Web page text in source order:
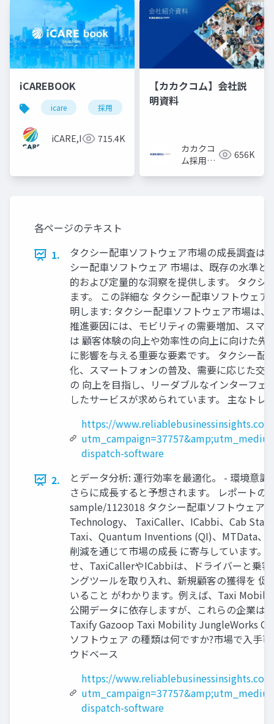
iCAREBOOK
icare 採用 カルチャーデック
iCARE,Inc 715.4K
【カカクコム】会社説
明資料
カカクコ
ム採用担
656K
各ページのテキスト
1.
タクシー配車ソフトウェア市場の成長調査は
シー配車ソフトウェア 市場は、既存の水準
的および定量的な洞察を提供します。 タクシ
ます。 この詳細な タクシー配車ソフトウェ
明します: タクシー配車ソフトウェア市場は
推進要因には、モビリティの需要増加、スマ
は 顧客体験の向上や効率性の向上に向けた
に影響を与える重要な要素です。 タクシー
化、スマートフォンの普及、需要に応じた交
の 向上を目指し、リーダブルなインターフ
したサービスが求められています。 主なト
https://
dispatch-software
2.
とデータ分析: 運行効率を最適化。 - 環境意
さらに成長すると予想されます。 レポート
sample/1123018 タクシー配車ソフトウェア
Technology、 TaxiCaller、ICabbi、Cab
Taxi、Quantum Inventions (QI)、MTData、
削減を通じて市場の成長 に寄与しています
せ、TaxiCallerやICabbiは、ドライバーと乗
ングツールを取り入れ、新規顧客の獲得を
いること がわかります。例えば、Taxi
公開データに依存しますが、これらの企業
Taxify Gazoop Taxi Mobility JungleWorks
ソフトウェア の種類は何ですか?市場で入手
ウドベース
https://
dispatch-software